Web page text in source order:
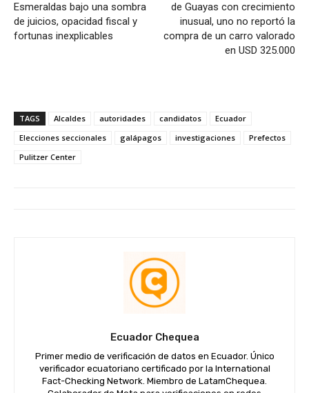
Esmeraldas bajo una sombra
de juicios, opacidad fiscal y
fortunas inexplicables
de Guayas con crecimiento
inusual, uno no reportó la
compra de un carro valorado
en USD 325.000
TAGS Alcaldes autoridades candidatos
Ecuador
Elecciones seccionales
galápagos investigaciones
Prefectos
Pulitzer Center
Ecuador Chequea
Primer medio de verificación de datos en Ecuador. Único
verificador ecuatoriano certificado por la International
Fact-Checking Network. Miembro de LatamChequea.